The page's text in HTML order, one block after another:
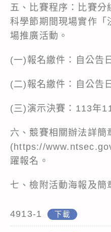
五、比賽程序：比賽分
科學節期間現場實作「
場推廣活動。
(一)報名繳件：自公告
(二)報名繳件：自公告
(三)演示決賽：113年
六、競賽相關辦法詳簡
(https://
躍報名。
七、檢附活動海報及簡
4913-1 下載